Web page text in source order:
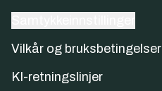
Vilkår og bruksbetingelser
KI-retningslinjer